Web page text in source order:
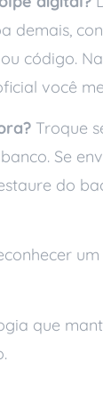
demais,
código.
você
Troque
Se
do
que